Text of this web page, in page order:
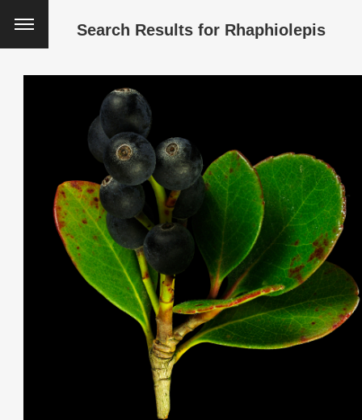
THIS SEARCH BAR ONLY WORKS IN THE GERMAN VERSION OF THE
WEBSITE! NON-GERMAN SPEAKERS PLEASE USE THE SEARCH
ON THE WELCOME PAGE.
Search Results for Rhaphiolepis